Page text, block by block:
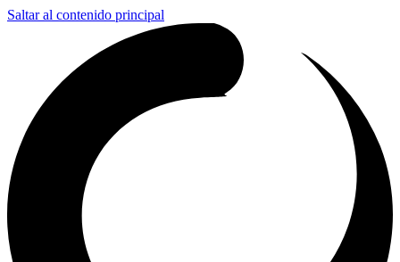
Saltar al contenido principal